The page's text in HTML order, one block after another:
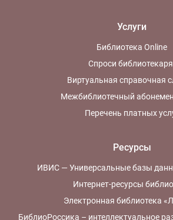
Услуги
Библиотека Online
Спроси
Виртуальная справочная
Межбиблиотечный
Перечень платных
Ресурсы
ИВИС — Универсальные базы
Интернет-ресурсы
Электронная библиотека
БиблиоРоссика – интеллектуальное